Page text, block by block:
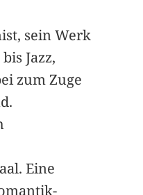
sein Werk
Jazz,
zum Zuge
Eine